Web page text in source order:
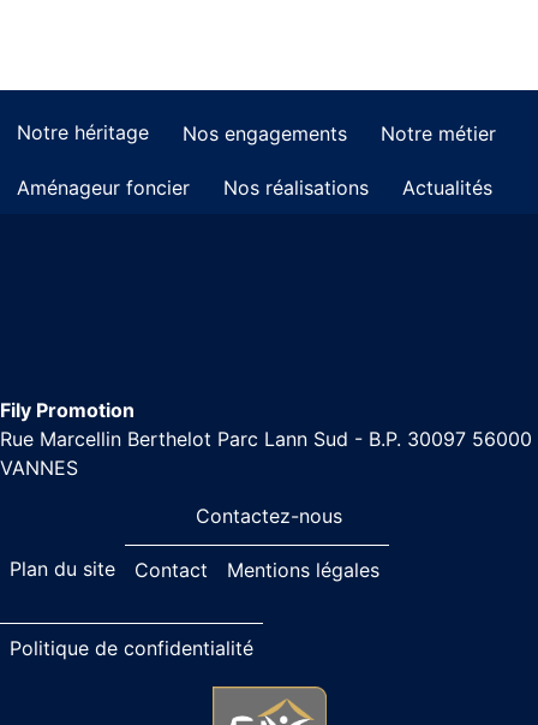
Notre héritage Nos engagements Notre métier
Aménageur foncier Nos réalisations Actualités
Fily Promotion
Rue Marcellin Berthelot Parc Lann Sud - B.P. 30097 56000
VANNES
Contactez-nous
Plan du site Contact Mentions légales
Politique de confidentialité